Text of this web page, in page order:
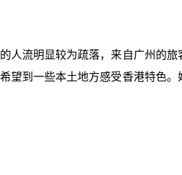
人流明显较为疏落，来自广州的
望到一些本土地方感受香港特色